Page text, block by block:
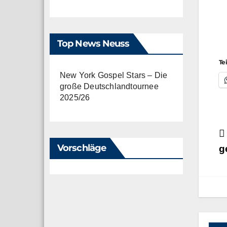
Top News Neuss
New York Gospel Stars – Die
große Deutschlandtournee
2025/26
Vorschläge